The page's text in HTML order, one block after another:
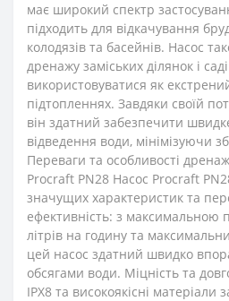
має широкий спектр
підходить для відкачування
колодязів та басейнів. Насос
дренажу заміських ділянок і
використовуватися як
підтопленнях. Завдяки своїй
він здатний забезпечити
відведення води, мінімізуючи
Переваги та особливості
Procraft PN28 Насос Procraft
значущих характеристик та
ефективність: з максимальною
літрів на годину та
цей насос здатний швидко
обсягами води. Міцність та
IPX8 та високоякісні